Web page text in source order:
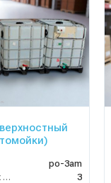
po-3am
Количество моечных постов (шт)
3